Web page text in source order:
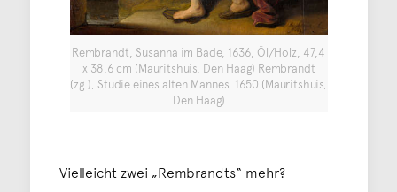
Rembrandt, Susanna im Bade, 1636, Öl/Holz, 47,4
x 38,6 cm (Mauritshuis, Den Haag) Rembrandt
(zg.), Studie eines alten Mannes, 1650 (Mauritshuis,
Den Haag)
Vielleicht zwei „Rembrandts“ mehr?